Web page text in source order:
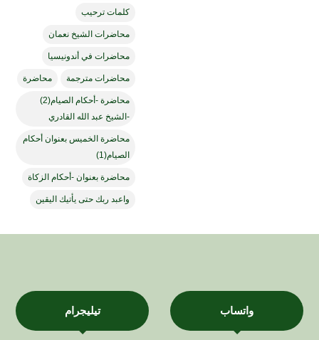
كلمات ترحيب
محاضرات الشيخ نعمان
محاضرات في أندونيسيا
محاضرات مترجمة محاضرة
محاضرة -أحكام الصيام(2)
-الشيخ عبد الله القادري
محاضرة الخميس بعنوان أحكام
الصيام(1)
محاضرة بعنوان -أحكام الزكاة
واعبد ربك حتى يأتيك اليقين
واتساب تيليجرام